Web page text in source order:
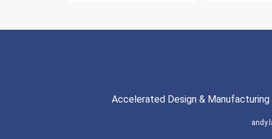
Accelerated Design & Manufacturing